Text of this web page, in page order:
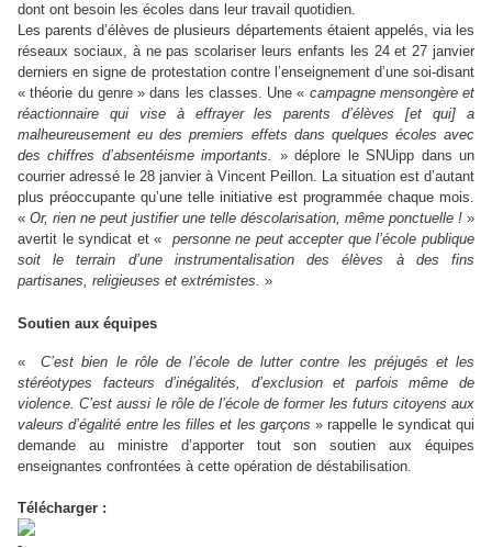
dont ont besoin les écoles dans leur travail quotidien.
Les parents d’élèves de plusieurs départements étaient appelés, via les
réseaux sociaux, à ne pas scolariser leurs enfants les 24 et 27 janvier
derniers en signe de protestation contre l’enseignement d’une soi-disant
« théorie du genre » dans les classes. Une « campagne mensongère et
réactionnaire qui vise à effrayer les parents d’élèves [et qui] a
malheureusement eu des premiers effets dans quelques écoles avec
des chiffres d’absentéisme importants. » déplore le SNUipp dans un
courrier adressé le 28 janvier à Vincent Peillon. La situation est d’autant
plus préoccupante qu’une telle initiative est programmée chaque mois.
« Or, rien ne peut justifier une telle déscolarisation, même ponctuelle ! »
avertit le syndicat et « personne ne peut accepter que l’école publique
soit le terrain d’une instrumentalisation des élèves à des fins
partisanes, religieuses et extrémistes. »
Soutien aux équipes
«C’est bien le rôle de l’école de lutter contre les préjugés et les
stéréotypes facteurs d’inégalités, d’exclusion et parfois même de
violence. C’est aussi le rôle de l’école de former les futurs citoyens aux
valeurs d’égalité entre les filles et les garçons » rappelle le syndicat qui
demande au ministre d’apporter tout son soutien aux équipes
enseignantes confrontées à cette opération de déstabilisation.
Télécharger :